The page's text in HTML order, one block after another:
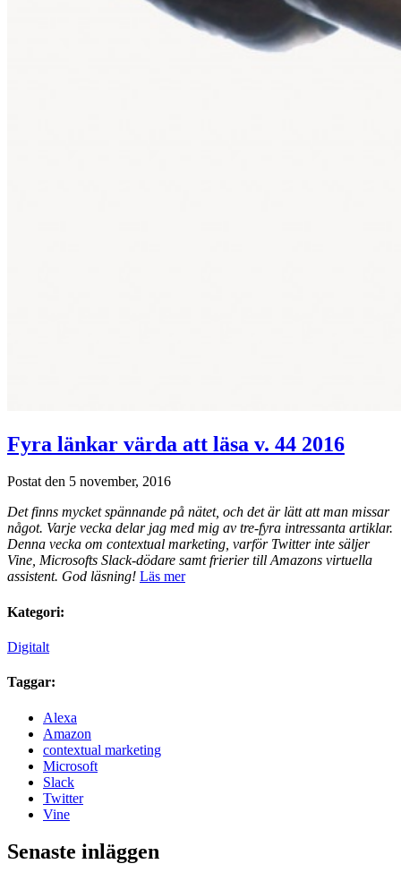
Fyra länkar värda att läsa v. 44 2016
Postat den 5 november, 2016
Det finns mycket spännande på nätet, och det är lätt att man missar
något. Varje vecka delar jag med mig av tre-fyra intressanta artiklar.
Denna vecka om contextual marketing, varför Twitter inte säljer
Vine, Microsofts Slack-dödare samt frierier till Amazons virtuella
assistent. God läsning! Läs mer
Kategori:
Digitalt
Taggar:
Alexa
Amazon
contextual marketing
Microsoft
Slack
Twitter
Vine
Senaste inläggen